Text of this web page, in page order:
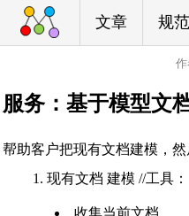
文章 规范
服务：基于模型文
帮助客户把现有文档建模，然
1. 现有文档 建模 //工具
收集当前文档